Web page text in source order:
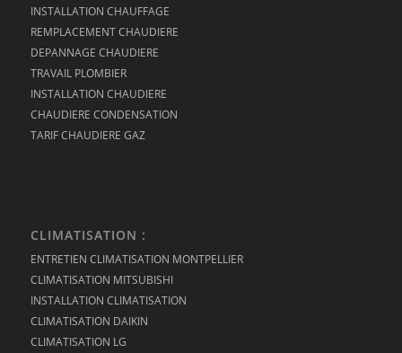
INSTALLATION CHAUFFAGE
REMPLACEMENT CHAUDIERE
DEPANNAGE CHAUDIERE
TRAVAIL PLOMBIER
INSTALLATION CHAUDIERE
CHAUDIERE CONDENSATION
TARIF CHAUDIERE GAZ
CLIMATISATION :
ENTRETIEN CLIMATISATION MONTPELLIER
CLIMATISATION MITSUBISHI
INSTALLATION CLIMATISATION
CLIMATISATION DAIKIN
CLIMATISATION LG